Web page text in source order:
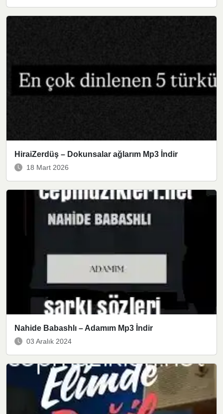
HiraiZerdüş – Dokunsalar ağlarım Mp3 İndir
18 Mart 2026
Nahide Babashlı – Adamım Mp3 İndir
03 Aralık 2024